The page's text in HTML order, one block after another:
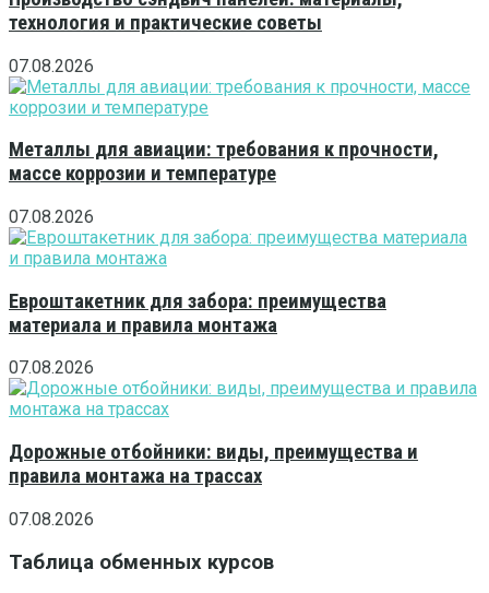
технология и практические советы
07.08.2026
Металлы для авиации: требования к прочности,
массе коррозии и температуре
07.08.2026
Евроштакетник для забора: преимущества
материала и правила монтажа
07.08.2026
Дорожные отбойники: виды, преимущества и
правила монтажа на трассах
07.08.2026
Таблица обменных курсов